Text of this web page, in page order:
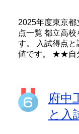
2025年度東京
点一覧 都立高
す。 入試得点
値です。 ★★自
府中
と入